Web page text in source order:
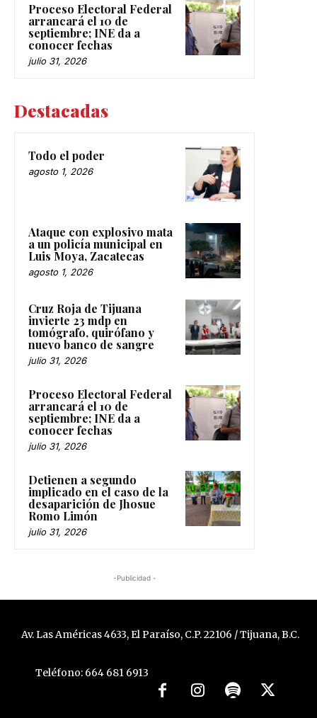
Proceso Electoral Federal
arrancará el 10 de
septiembre; INE da a
conocer fechas
julio 31, 2026
Destacadas
Todo el poder
agosto 1, 2026
Ataque con explosivo mata
a un policía municipal en
Luis Moya, Zacatecas
agosto 1, 2026
Cruz Roja de Tijuana
invierte 23 mdp en
tomógrafo, quirófano y
nuevo banco de sangre
julio 31, 2026
Proceso Electoral Federal
arrancará el 10 de
septiembre; INE da a
conocer fechas
julio 31, 2026
Detienen a segundo
implicado en el caso de la
desaparición de Jhosue
Romo Limón
julio 31, 2026
-Publicidad -
Av. Las Américas 4633, El Paraíso, C.P. 22106 / Tijuana, B.C.
Teléfono: 664 681 6913